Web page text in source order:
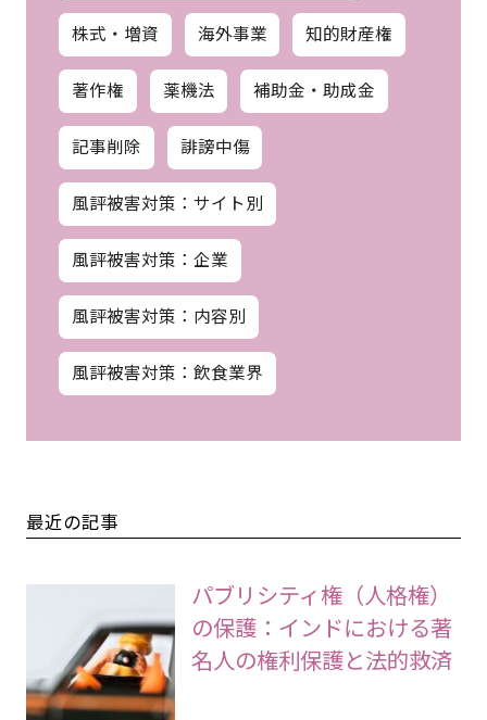
株式・増資 海外事業 知的財産権
著作権 薬機法 補助金・助成金
記事削除 誹謗中傷
風評被害対策：サイト別
風評被害対策：企業
風評被害対策：内容別
風評被害対策：飲食業界
最近の記事
パブリシティ権（人格権）
の保護：インドにおける著
名人の権利保護と法的救済